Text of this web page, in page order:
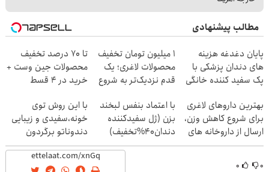
مطالب پیشنهادی
پایان دغدغه هزینه
های دندان پزشکی با
پک سفید کننده خانگی
۱ میلیون تومان تخفیف
محصولات لاغری؛ یک
قدم نزدیک‌تر به شروع
تا 70 درصد تخفیف
محصولات جین وست +
خرید در 4 قسط
بهترین داروهای لاغری
برای شروع کاهش وزن،
ارسال از داروخانه های
نزدیکت!
با اعتماد بنفس لبخند
بزن (ژل سفیدکننده
دندان40%تخفیف)
با این روش توی
خونه،سفیدی و زیبایی
دندوناتو برگردون
(40%off)
۰ ۰